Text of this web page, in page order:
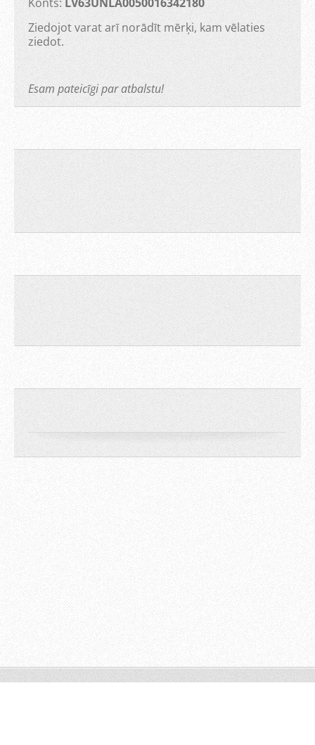
Konts: LV63UNLA0050016342180
Ziedojot varat arī norādīt mērķi, kam vēlaties
ziedot.
Esam pateicīgi par atbalstu!